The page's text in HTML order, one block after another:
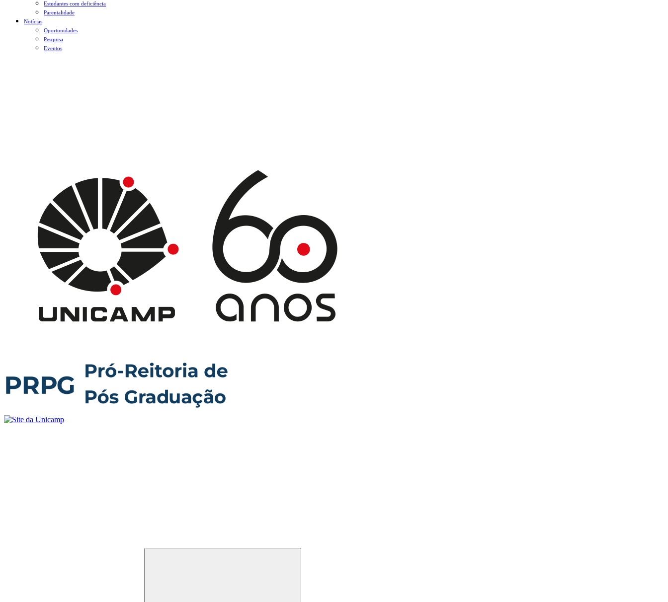
Estudantes com deficiência
Parentalidade
Notícias
Oportunidades
Pesquisa
Eventos